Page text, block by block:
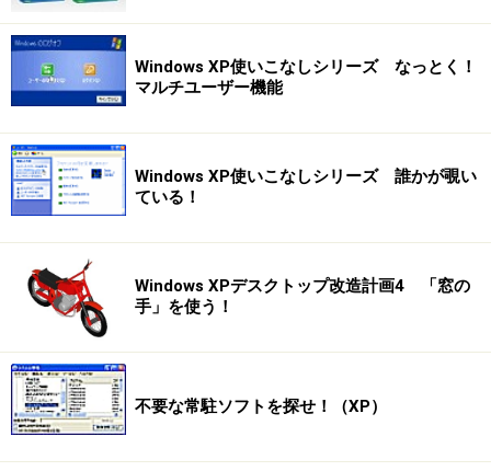
Windows XP使いこなしシリーズ なっとく！
マルチユーザー機能
Windows XP使いこなしシリーズ 誰かが覗い
ている！
Windows XPデスクトップ改造計画4 「窓の
手」を使う！
不要な常駐ソフトを探せ！（XP）